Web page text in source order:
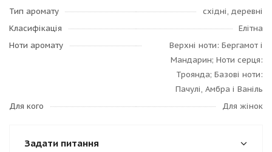
Тип аромату
східні, деревні
Класифікація
Елітна
Ноти аромату
Верхні ноти: Бергамот і
Мандарин; Ноти серця:
Троянда; Базові ноти:
Пачулі, Амбра і Ваніль
Для кого
Для жінок
Задати питання